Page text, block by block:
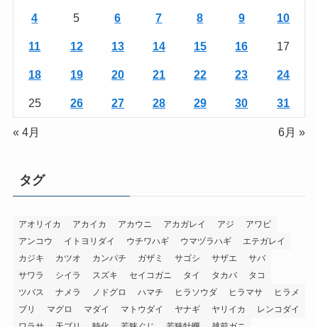
4 5 6 7 8 9 10
11 12 13 14 15 16 17
18 19 20 21 22 23 24
25 26 27 28 29 30 31
« 4月 6月 »
タグ
アオリイカ アカイカ アカウニ アカガレイ アジ
アワビ
アンコウ
イトヨリダイ ウチワハギ ウマヅラハギ
エテガレイ
カジキ
カツオ カンパチ ガザミ サゴシ サザエ
サバ
サワラ
シイラ スズキ セイコガニ タイ タカバ
タコ
ツバス
ナメラ ノドグロ ハマチ ヒラソウダ ヒラマサ
ヒラメ
ブリ
マグロ マダイ マトウダイ ヤナギ ヤリイカ
レンコダイ